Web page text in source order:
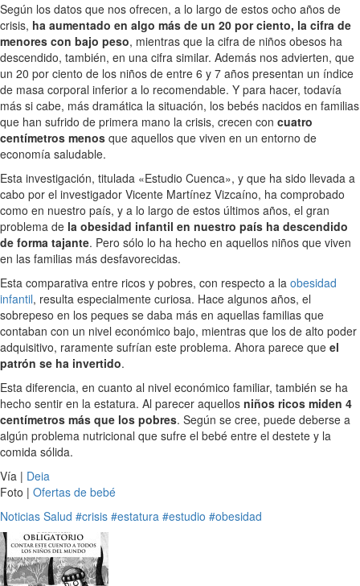
Según los datos que nos ofrecen, a lo largo de estos ocho años de
crisis, ha aumentado en algo más de un 20 por ciento, la cifra de
menores con bajo peso, mientras que la cifra de niños obesos ha
descendido, también, en una cifra similar. Además nos advierten, que
un 20 por ciento de los niños de entre 6 y 7 años presentan un índice
de masa corporal inferior a lo recomendable. Y para hacer, todavía
más si cabe, más dramática la situación, los bebés nacidos en familias
que han sufrido de primera mano la crisis, crecen con cuatro
centímetros menos que aquellos que viven en un entorno de
economía saludable.
Esta investigación, titulada «Estudio Cuenca», y que ha sido llevada a
cabo por el investigador Vicente Martínez Vizcaíno, ha comprobado
como en nuestro país, y a lo largo de estos últimos años, el gran
problema de la obesidad infantil en nuestro país ha descendido
de forma tajante. Pero sólo lo ha hecho en aquellos niños que viven
en las familias más desfavorecidas.
Esta comparativa entre ricos y pobres, con respecto a la obesidad
infantil, resulta especialmente curiosa. Hace algunos años, el
sobrepeso en los peques se daba más en aquellas familias que
contaban con un nivel económico bajo, mientras que los de alto poder
adquisitivo, raramente sufrían este problema. Ahora parece que el
patrón se ha invertido.
Esta diferencia, en cuanto al nivel económico familiar, también se ha
hecho sentir en la estatura. Al parecer aquellos niños ricos miden 4
centímetros más que los pobres. Según se cree, puede deberse a
algún problema nutricional que sufre el bebé entre el destete y la
comida sólida.
Vía | Deia
Foto | Ofertas de bebé
Noticias Salud #crisis #estatura #estudio #obesidad